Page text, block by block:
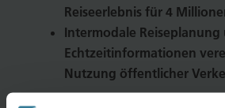
Reiseerlebnis für 4
Intermodale Reiseplanung
Echtzeitinformationen
Nutzung öffentlicher